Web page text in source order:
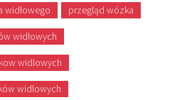
widłowego przegląd wózka
widłowych
widlowych
widlowych